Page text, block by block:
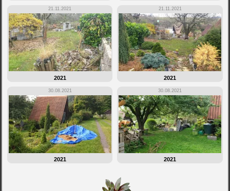
21.11.2021
2021
21.11.2021
2021
30.08.2021
2021
30.08.2021
2021